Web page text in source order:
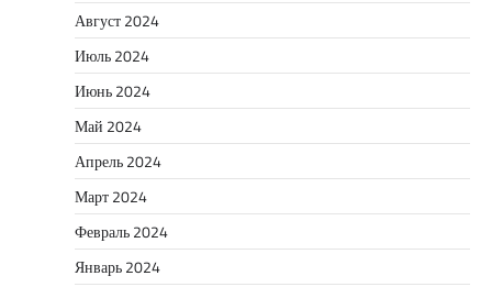
Август 2024
Июль 2024
Июнь 2024
Май 2024
Апрель 2024
Март 2024
Февраль 2024
Январь 2024